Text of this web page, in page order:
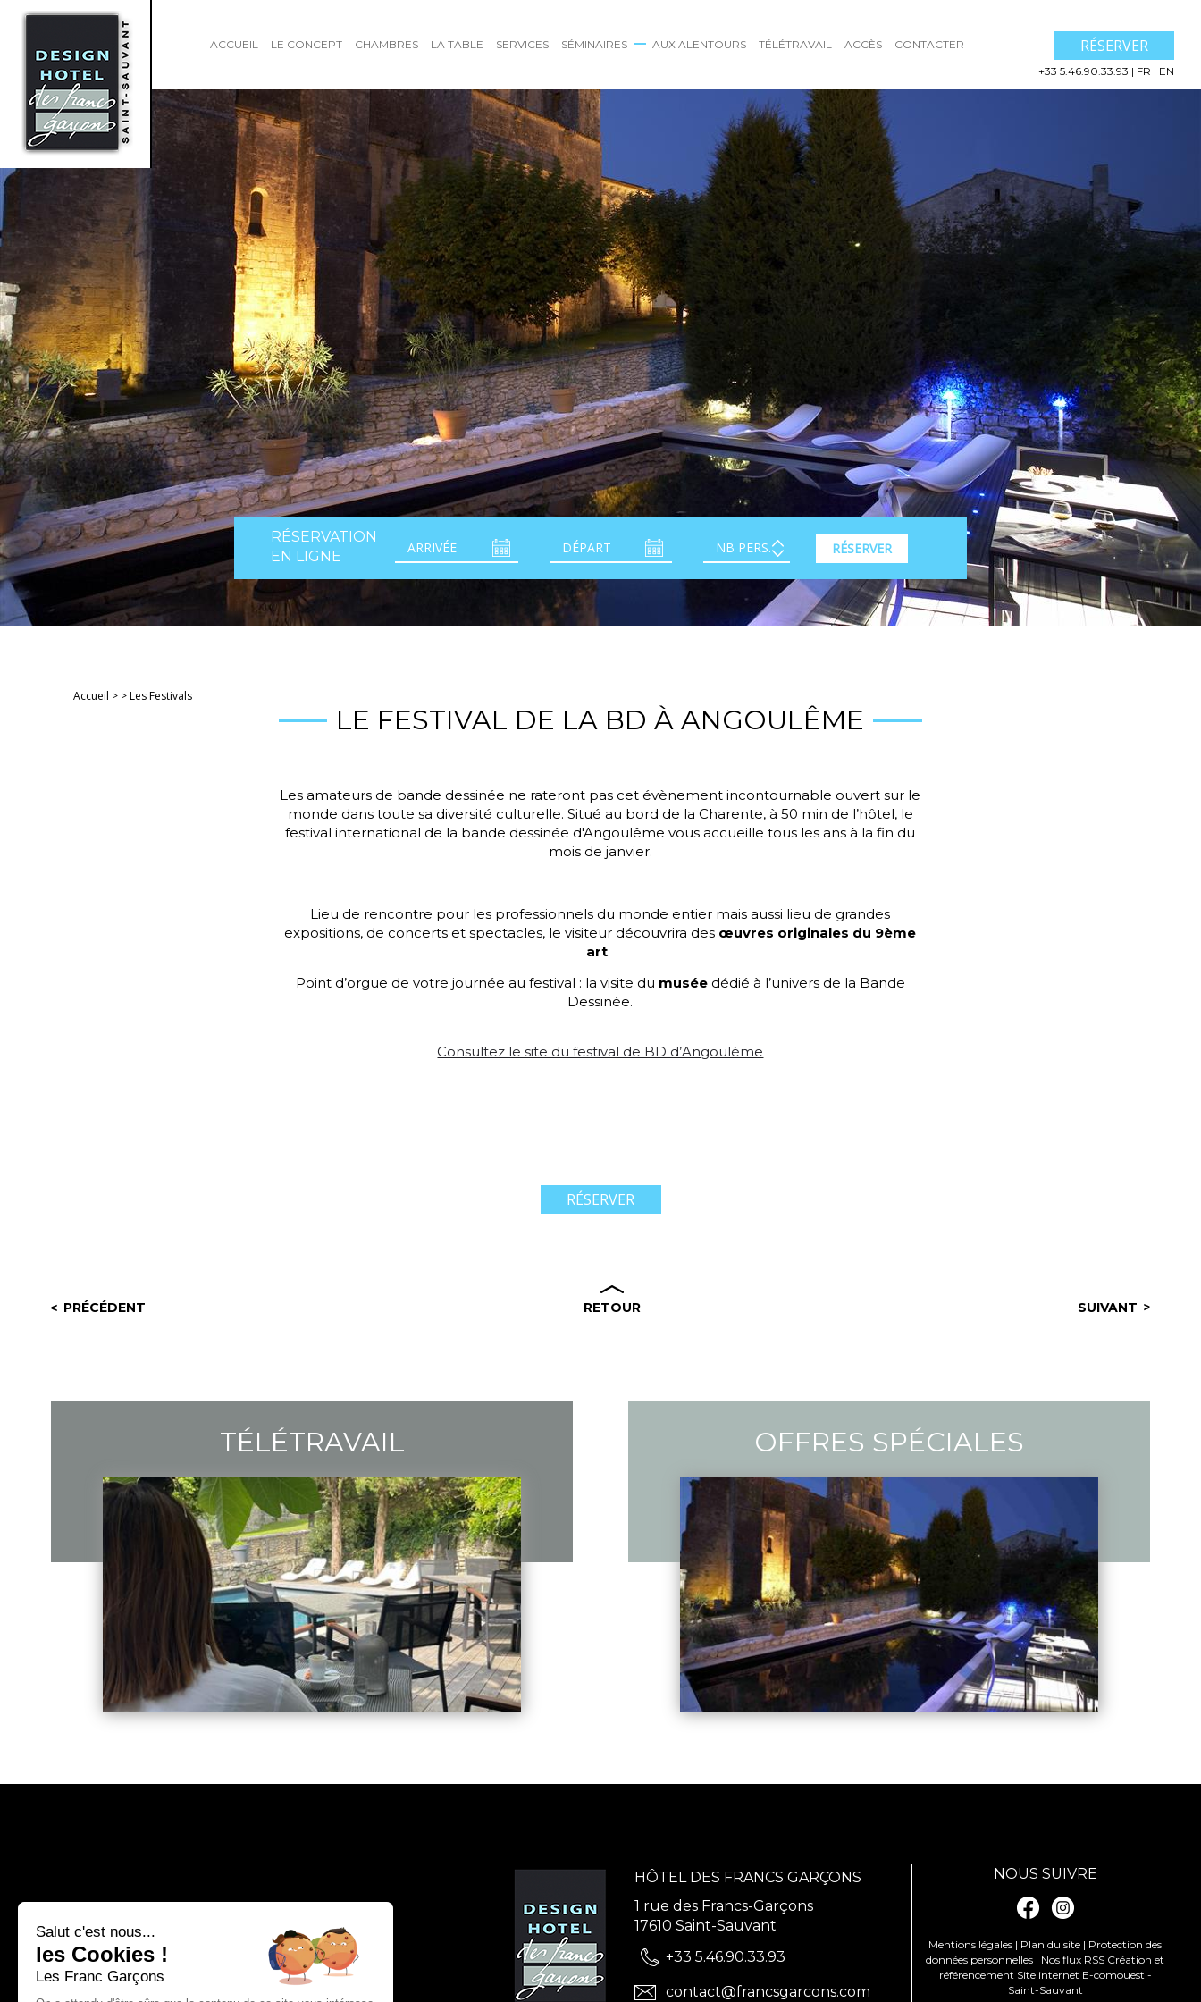
ACCUEIL LE CONCEPT CHAMBRES LA TABLE SERVICES SÉMINAIRES AUX ALENTOURS TÉLÉTRAVAIL ACCÈS CONTACTER RÉSERVER
+33 5.46.90.33.93 | FR | EN
RÉSERVATION
EN LIGNE
RÉSERVER
Accueil > >Les Festivals
LE FESTIVAL DE LA BD À ANGOULÊME
Les amateurs de bande dessinée ne rateront pas cet évènement incontournable ouvert sur le
monde dans toute sa diversité culturelle. Situé au bord de la Charente, à 50 min de l’hôtel, le
festival international de la bande dessinée d'Angoulême vous accueille tous les ans à la fin du
mois de janvier.
Lieu de rencontre pour les professionnels du monde entier mais aussi lieu de grandes
expositions, de concerts et spectacles, le visiteur découvrira des œuvres originales du 9ème
art.
Point d’orgue de votre journée au festival : la visite du musée dédié à l’univers de la Bande
Dessinée.
Consultez le site du festival de BD d’Angoulème
RÉSERVER
SUIVANT
PRÉCÉDENT RETOUR
TÉLÉTRAVAIL OFFRES SPÉCIALES
HÔTEL DES FRANCS GARÇONS
1 rue des Francs-Garçons
17610 Saint-Sauvant
+33 5.46.90.33.93
contact@francsgarcons.com
NOUS SUIVRE
Mentions légales | Plan du site | Protection des
données personnelles | Nos flux RSS Création et
référencement Site internet E-comouest -
Saint-Sauvant
Salut c'est nous...
les Cookies !
Les Franc Garçons